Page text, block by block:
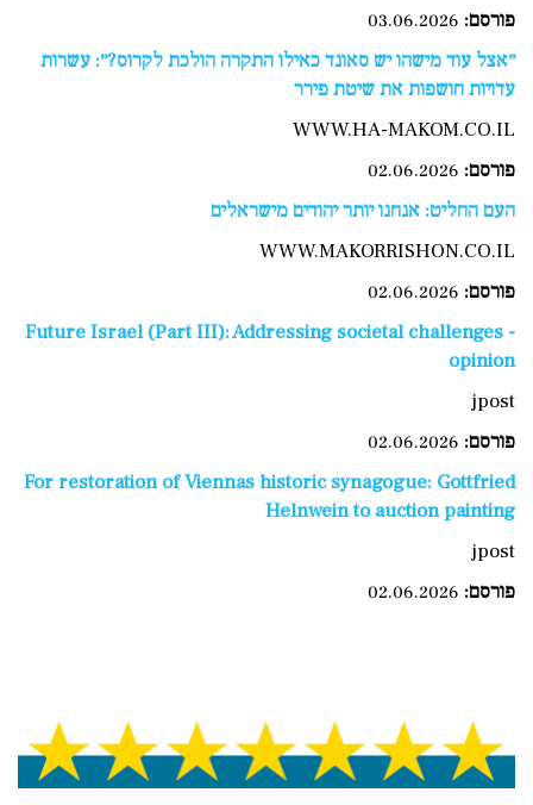
פורסם:
״אצל עוד מישהו יש סאונד כאילו התקרה הולכת לקרוס?״: עשרות
עדויות חושפות את שיטת פירר
WWW.HA-MAKOM.CO.IL
פורסם:
העם החליט: אנחנו יותר יהודים מישראלים
WWW.MAKORRISHON.CO.IL
פורסם:
Future Israel (Part III): Addressing societal challenges -
opinion
jpost
פורסם:
For restoration of Viennas historic synagogue: Gottfried
Helnwein to auction painting
jpost
פורסם: